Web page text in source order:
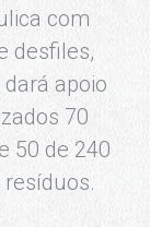
com
desfiles,
apoio
70
50 de 240